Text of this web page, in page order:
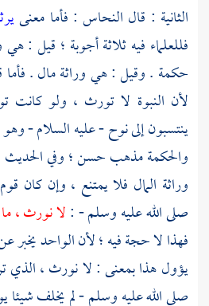
الثانية : قال النحاس : فأما معنى
فللعلماء فيه ثلاثة أجوبة ؛ قيل :
حكمة . وقيل : هي وراثة مال . فأما
لأن النبوة لا تورث ، ولو كانت
ينتسبون إلىنوح- عليه السلام -
والحكمة مذهب حسن ؛ وفي الحديث
وراثة المال فلا يمتنع ، وإن كان
صلى الله عليه وسلم - :لا نورث ، ما
فهذا لا حجة فيه ؛ لأن الواحد يخبر
يؤول هذا بمعنى : لا نورث ، الذي
صلى الله عليه وسلم - لم يخلف شيئا